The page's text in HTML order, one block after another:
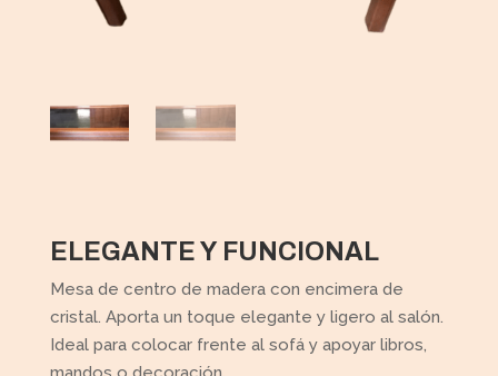
ELEGANTE Y FUNCIONAL
Mesa de centro de madera con encimera de
cristal. Aporta un toque elegante y ligero al salón.
Ideal para colocar frente al sofá y apoyar libros,